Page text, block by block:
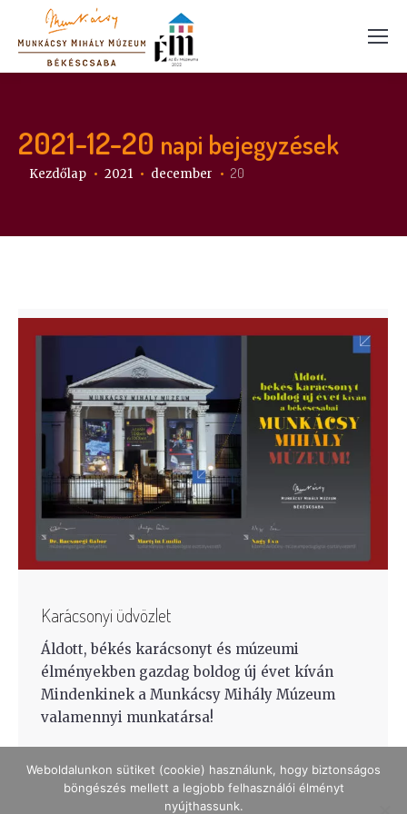
2021-12-20 napi bejegyzések
Itt vagy:
Kezdőlap 2021 december 20
Karácsonyi üdvözlet
Áldott, békés karácsonyt és múzeumi
élményekben gazdag boldog új évet kíván
Mindenkinek a Munkácsy Mihály Múzeum
valamennyi munkatársa!
Weboldalunkon sütiket (cookie) használunk, hogy biztonságos
böngészés mellett a legjobb felhasználói élményt
nyújthassunk.